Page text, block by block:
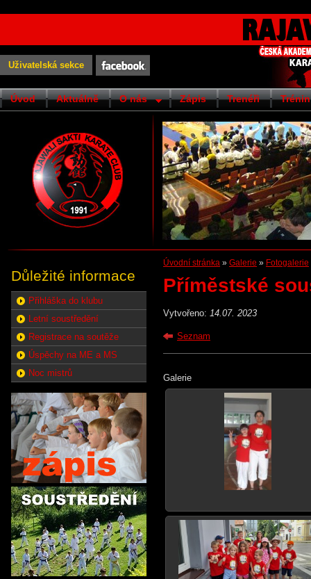
Uživatelská sekce
Úvod Aktuálně O nás Zápis Trenéři
Důležité informace
Přihláška do klubu
Letní soustředění
Registrace na soutěže
Úspěchy na ME a MS
Noc mistrů
Úvodní stránka » Galerie » Fotogalerie
Příměstské
Vytvořeno: 14.07. 2023
Seznam
Galerie